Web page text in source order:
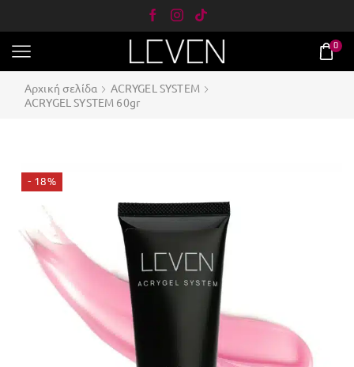
0
Αρχική σελίδα
ACRYGEL SYSTEM
ACRYGEL SYSTEM 60gr
- 18%